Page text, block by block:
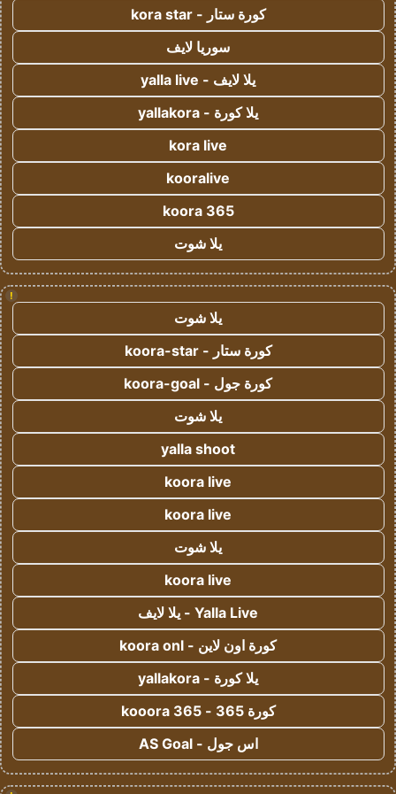
كورة ستار - kora star
سوريا لايف
يلا لايف - yalla live
يلا كورة - yallakora
kora live
kooralive
koora 365
يلا شوت
!
يلا شوت
كورة ستار - koora-star
كورة جول - koora-goal
يلا شوت
yalla shoot
koora live
koora live
يلا شوت
koora live
Yalla Live - يلا لايف
كورة اون لاين - koora onl
يلا كورة - yallakora
كورة 365 - kooora 365
اس جول - AS Goal